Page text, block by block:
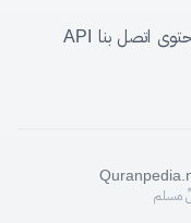
اتصل بنا
API
مسلم